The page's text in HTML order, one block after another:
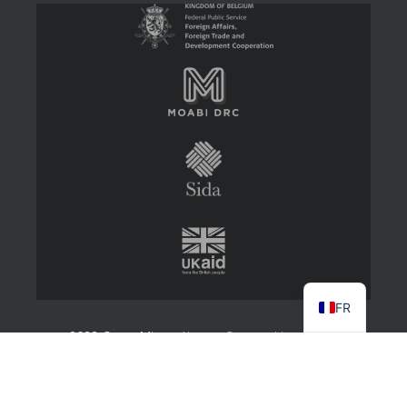
2022 CongoMines About Contact Us
FR